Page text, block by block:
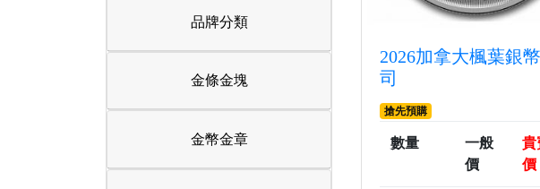
品牌分類
金條金塊
金幣金章
2026加拿大楓葉銀
司
搶先預購
數量
一般
價
貴
價